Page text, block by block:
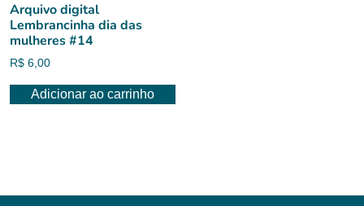
Arquivo digital
Lembrancinha dia das
mulheres #14
R$ 6,00
Adicionar ao carrinho